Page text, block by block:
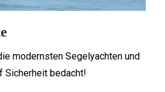
modernsten Segelyachten und
Sicherheit bedacht!